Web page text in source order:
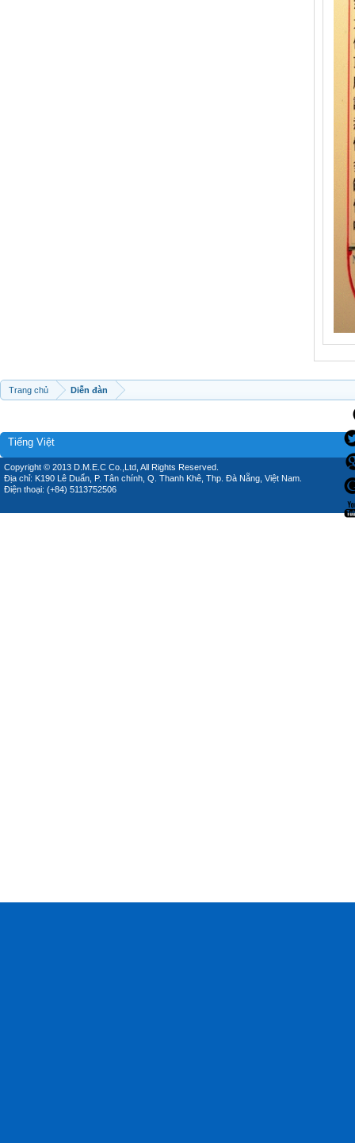
Trang chủ Diễn đàn
Tiếng Việt
Copyright © 2013 D.M.E.C Co.,Ltd, All Rights Reserved.
Địa chỉ: K190 Lê Duẩn, P. Tân chính, Q. Thanh Khê, Thp. Đà Nẵng, Việt Nam.
Điện thoại: (+84) 5113752506